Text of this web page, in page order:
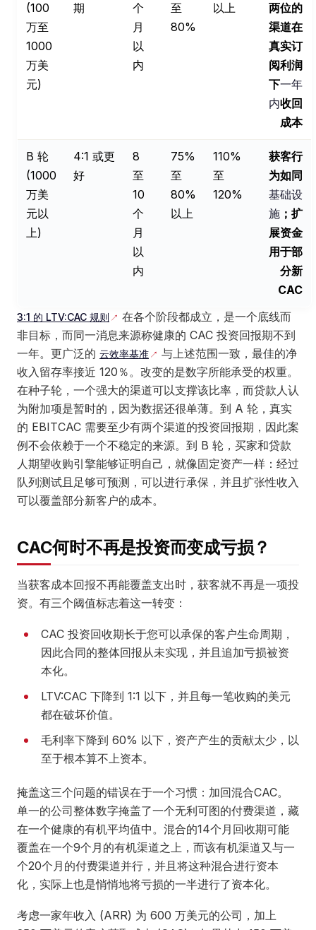
(100
万至
1000
万美
元)
期
个
月
以
内
至
80%
以上
两位的
渠道在
真实订
阅利润
下一年
内收回
成本
B 轮
(1000
万美
元以
上)
4:1 或更
好
8
至
10
个
月
以
内
75%
至
80%
以上
110%
至
120%
获客行
为如同
基础设
施 ；扩
展资金
用于部
分新
CAC
3:1 的 LTV:CAC 规则
在各个阶段都成立，是一个底线而
非目标，而同一消息来源称健康的 CAC 投资回报期不到
一年。更广泛的 云效率基准
与上述范围一致，最佳的净
收入留存率接近 120％。改变的是数字所能承受的权重。
在种子轮，一个强大的渠道可以支撑该比率，而贷款人认
为附加项是暂时的，因为数据还很单薄。到 A 轮，真实
的 EBITCAC 需要至少有两个渠道的投资回报期，因此案
例不会依赖于一个不稳定的来源。到 B 轮，买家和贷款
人期望收购引擎能够证明自己，就像固定资产一样：经过
队列测试且足够可预测，可以进行承保，并且扩张性收入
可以覆盖部分新客户的成本。
CAC何时不再是投资而变成亏损？
当获客成本回报不再能覆盖支出时，获客就不再是一项投
资。有三个阈值标志着这一转变：
CAC 投资回收期长于您可以承保的客户生命周期，
因此合同的整体回报从未实现，并且追加亏损被资
本化。
LTV:CAC 下降到 1:1 以下，并且每一笔收购的美元
都在破坏价值。
毛利率下降到 60% 以下，资产产生的贡献太少，以
至于根本算不上资本。
掩盖这三个问题的错误在于一个习惯：加回混合CAC。
单一的公司整体数字掩盖了一个无利可图的付费渠道，藏
在一个健康的有机平均值中。混合的14个月回收期可能
覆盖在一个9个月的有机渠道之上，而该有机渠道又与一
个20个月的付费渠道并行，并且将这种混合进行资本
化，实际上也是悄悄地将亏损的一半进行了资本化。
考虑一家年收入 (ARR) 为 600 万美元的公司，加上